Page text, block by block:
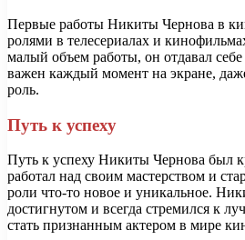
Первые работы Никиты Чернова в
ролями в телесериалах и
малый объем работы, он отдавал себе
важен каждый момент на экране,
роль.
Путь к успеху
Путь к успеху Никиты Чернова был
работал над своим мастерством и
роли что-то новое и уникальное.
достигнутом и всегда стремился к
стать признанным актером в мире